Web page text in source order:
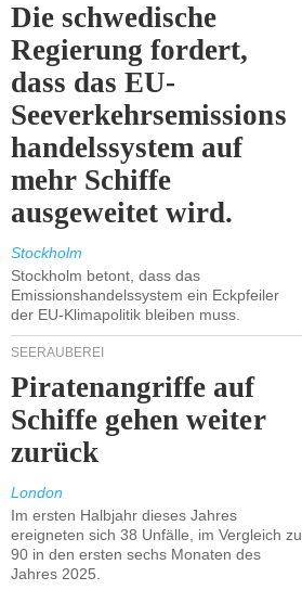
Die schwedische
Regierung fordert,
dass das EU-
Seeverkehrsemissions
handelssystem auf
mehr Schiffe
ausgeweitet wird.
Stockholm
Stockholm betont, dass das
Emissionshandelssystem ein Eckpfeiler
der EU-Klimapolitik bleiben muss.
SEERÄUBEREI
Piratenangriffe auf
Schiffe gehen weiter
zurück
London
Im ersten Halbjahr dieses Jahres
ereigneten sich 38 Unfälle, im Vergleich zu
90 in den ersten sechs Monaten des
Jahres 2025.